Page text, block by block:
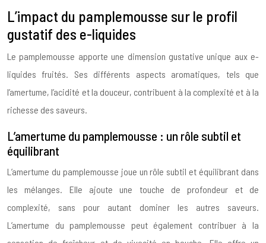
L’impact du pamplemousse sur le profil
gustatif des e-liquides
Le pamplemousse apporte une dimension gustative unique aux e-
liquides fruités. Ses différents aspects aromatiques, tels que
l’amertume, l’acidité et la douceur, contribuent à la complexité et à la
richesse des saveurs.
L’amertume du pamplemousse : un rôle subtil et
équilibrant
L’amertume du pamplemousse joue un rôle subtil et équilibrant dans
les mélanges. Elle ajoute une touche de profondeur et de
complexité, sans pour autant dominer les autres saveurs.
L’amertume du pamplemousse peut également contribuer à la